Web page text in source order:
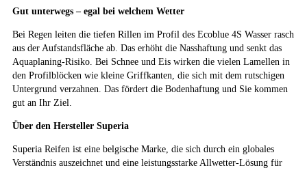
M+SJa
EU Label
Effizienz
NasshaftungC
Rollgeräusch (Klasse) B
Gut unterwegs – egal bei welchem Wetter
Bei Regen leiten die tiefen Rillen im Profil des Ecoblue 4S Wasser rasch
aus der Aufstandsfläche ab. Das erhöht die Nasshaftung und senkt das
Aquaplaning-Risiko. Bei Schnee und Eis wirken die vielen Lamellen in
den Profilblöcken wie kleine Griffkanten, die sich mit dem rutschigen
Untergrund verzahnen. Das fördert die Bodenhaftung und Sie kommen
gut an Ihr Ziel.
Über den Hersteller Superia
Superia Reifen ist eine belgische Marke, die sich durch ein globales
Verständnis auszeichnet und eine leistungsstarke Allwetter-Lösung für